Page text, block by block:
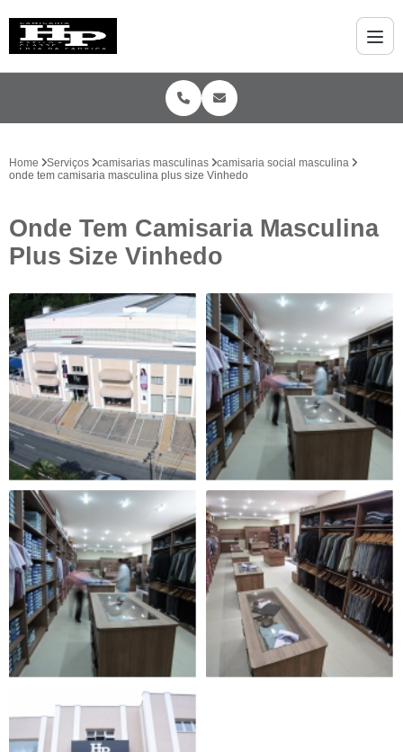
Home Serviços camisarias masculinas
camisaria social masculina
onde tem camisaria masculina plus size Vinhedo
Onde Tem Camisaria Masculina
Plus Size Vinhedo